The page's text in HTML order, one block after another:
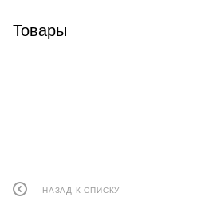
Товары
НАЗАД К СПИСКУ